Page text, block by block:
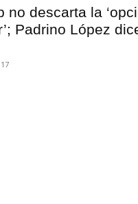
no descarta la
Padrino López